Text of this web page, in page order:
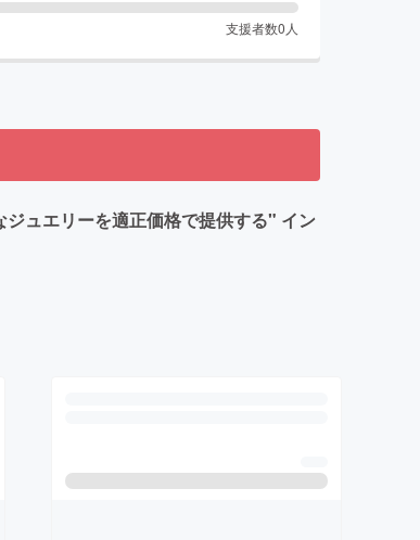
支援者数0 人
ュエリーを適正価格で提供する" イン